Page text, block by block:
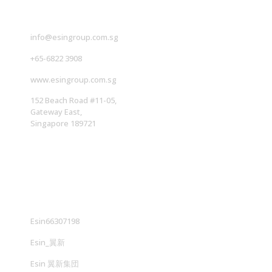
info@esingroup.com.sg
+65-6822 3908
www.esingroup.com.sg
152 Beach Road #11-05,
Gateway East,
Singapore 189721
Esin66307198
Esin_翼新
Esin 翼新集団